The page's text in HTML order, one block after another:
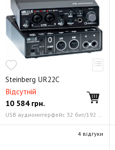
Steinberg UR22C
Відсутній
10 584грн.
USB аудиоинтерфейс 32 бит/192 кГц
4 відгуки